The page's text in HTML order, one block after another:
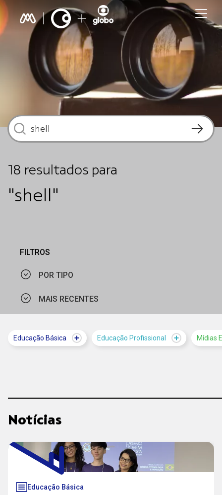
18 resultados para
"shell"
FILTROS
POR TIPO
MAIS RECENTES
Educação Básica Educação Profissional Mídias
Notícias
Educação Básica